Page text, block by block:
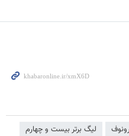
لیگ برتر بیست و چهارم